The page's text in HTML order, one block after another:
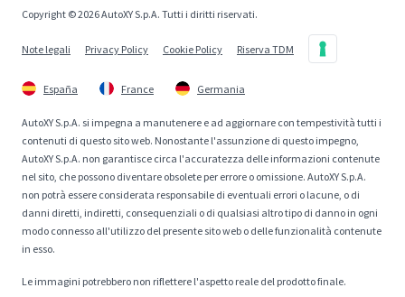
Copyright © 2026 AutoXY S.p.A. Tutti i diritti riservati.
Note legali Privacy Policy Cookie Policy Riserva TDM
España France Germania
AutoXY S.p.A. si impegna a manutenere e ad aggiornare con tempestività tutti i
contenuti di questo sito web. Nonostante l'assunzione di questo impegno,
AutoXY S.p.A. non garantisce circa l'accuratezza delle informazioni contenute
nel sito, che possono diventare obsolete per errore o omissione. AutoXY S.p.A.
non potrà essere considerata responsabile di eventuali errori o lacune, o di
danni diretti, indiretti, consequenziali o di qualsiasi altro tipo di danno in ogni
modo connesso all'utilizzo del presente sito web o delle funzionalità contenute
in esso.
Le immagini potrebbero non riflettere l'aspetto reale del prodotto finale.